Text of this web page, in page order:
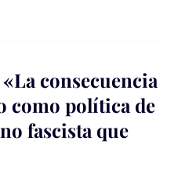
consecuencia
como política de
fascista que